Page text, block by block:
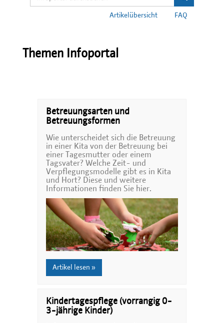
FAQ
Artikelübersicht
Themen Infoportal
Betreuungsarten und
Betreuungsformen
Wie unterscheidet sich die Betreuung
in einer Kita von der Betreuung bei
einer Tagesmutter oder einem
Tagsvater? Welche Zeit- und
Verpflegungsmodelle gibt es in Kita
und Hort? Diese und weitere
Informationen finden Sie hier.
Artikel lesen »
Kindertagespflege (vorrangig 0-
3-jährige Kinder)